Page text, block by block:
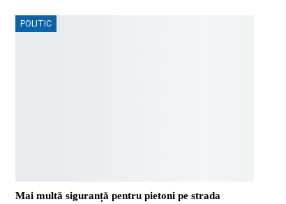
POLITIC
Mai multă siguranță pentru pietoni pe strada